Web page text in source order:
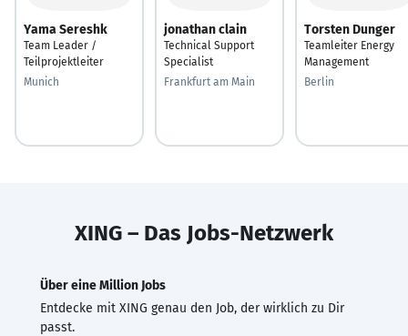
Yama Sereshk
Team Leader /
Teilprojektleiter
Munich
jonathan clain
Technical Support
Specialist
Frankfurt am Main
Torsten Dunger
Teamleiter Energy
Management
Berlin
XING – Das Jobs-Netzwerk
Über eine Million Jobs
Entdecke mit XING genau den Job, der wirklich zu Dir
passt.